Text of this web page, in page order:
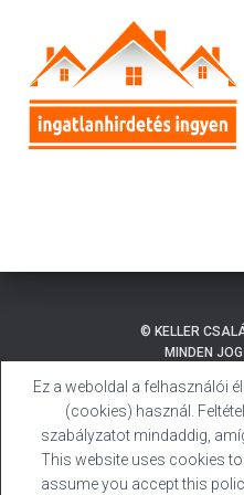
© KELLER
MINDEN
ADATKEZELÉSI
SÜTI (COOKIE) TÁJÉKOZTATÓ
BALATONMÁRIAFÜRDŐ
Ez a weboldal a felhasználói
(cookies) használ.
szabályzatot mindaddig,
This website uses cookies to
assume you accept this